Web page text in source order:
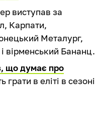
виступав за
Карпати,
Металург,
вірменський Бананц.
що думає про
грати в еліті в сезоні